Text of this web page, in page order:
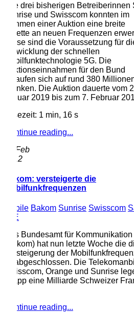
drei bisherigen Betreiberinnen Salt,
und Swisscom konnten im
einer Auktion eine breite
an neuen Frequenzen erwerben.
sind die Voraussetzung für die
der schnellen
5G. Die
für den Bund
sich auf rund 380 Millionen
Die Auktion dauerte vom 29.
2019 bis zum 7. Februar 2019.
1 min, 16 s
reading...
versteigerte die
Bakom Sunrise Swisscom Salt
Bundesamt für Kommunikation
hat nun letzte Woche die die
der Mobilfunkfrequenzen
Die Telekomanbieter
Orange und Sunrise legen
eine Milliarde Schweizer Franken
reading...